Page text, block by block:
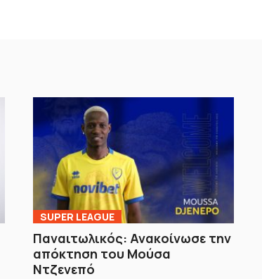
SUPER LEAGUE
Παναιτωλικός: Ανακοίνωσε την
απόκτηση του Μούσα
Ντζενεπό